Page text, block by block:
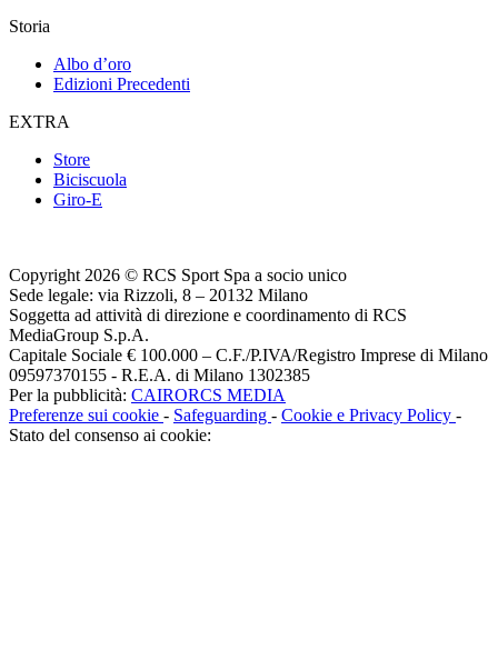
Storia
Albo d’oro
Edizioni Precedenti
EXTRA
Store
Biciscuola
Giro-E
Copyright 2026 © RCS Sport Spa a socio unico
Sede legale: via Rizzoli, 8 – 20132 Milano
Soggetta ad attività di direzione e coordinamento di RCS
MediaGroup S.p.A.
Capitale Sociale € 100.000 – C.F./P.IVA/Registro Imprese di Milano
09597370155 - R.E.A. di Milano 1302385
Per la pubblicità: CAIRORCS MEDIA
Preferenze sui cookie - Safeguarding - Cookie e Privacy Policy -
Stato del consenso ai cookie: